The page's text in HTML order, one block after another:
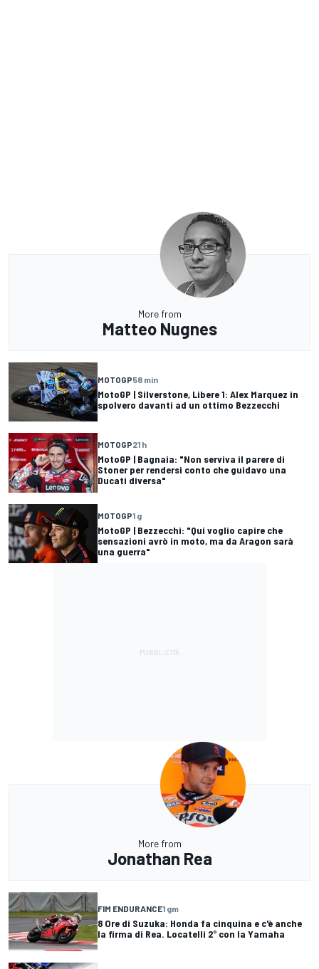
More from
Matteo Nugnes
MOTOGP58 min
MotoGP | Silverstone, Libere 1: Alex Marquez in
spolvero davanti ad un ottimo Bezzecchi
MOTOGP21 h
MotoGP | Bagnaia: "Non serviva il parere di
Stoner per rendersi conto che guidavo una
Ducati diversa"
MOTOGP1 g
MotoGP | Bezzecchi: "Qui voglio capire che
sensazioni avrò in moto, ma da Aragon sarà
una guerra"
More from
Jonathan Rea
FIM ENDURANCE1 gm
8 Ore di Suzuka: Honda fa cinquina e c'è anche
la firma di Rea. Locatelli 2° con la Yamaha